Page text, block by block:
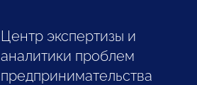
Центр экспертизы и
аналитики проблем
предпринимательства